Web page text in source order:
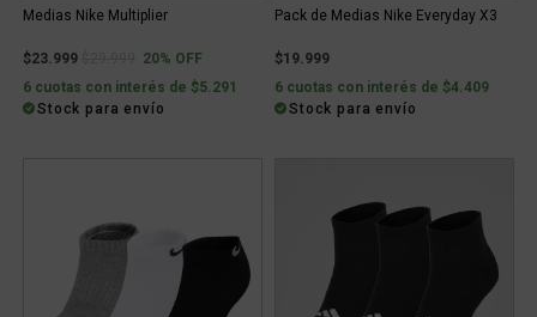
Medias Nike Multiplier
$23.999 Price reduced from
to20% OFF
6 cuotas con interés de $5.291
Stock para envío
Pack de Medias Nike Everyday X3
$19.999
6 cuotas con interés de $4.409
Stock para envío